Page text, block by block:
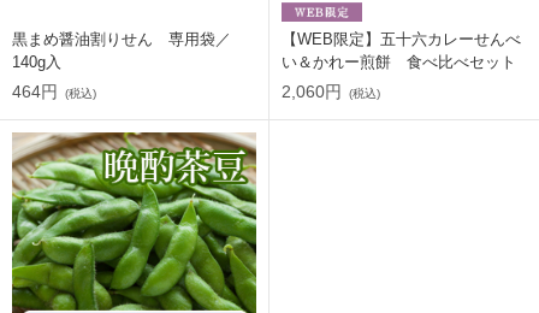
黒まめ醤油割りせん 専用袋／
140g入
464円 (税込)
【WEB限定】五十六カレーせんべ
い＆かれー煎餅 食べ比べセット
2,060円 (税込)